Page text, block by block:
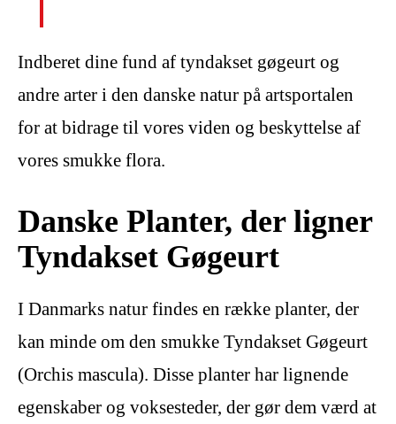
Indberet dine fund af tyndakset gøgeurt og
andre arter i den danske natur på artsportalen
for at bidrage til vores viden og beskyttelse af
vores smukke flora.
Danske Planter, der ligner
Tyndakset Gøgeurt
I Danmarks natur findes en række planter, der
kan minde om den smukke Tyndakset Gøgeurt
(Orchis mascula). Disse planter har lignende
egenskaber og voksesteder, der gør dem værd at